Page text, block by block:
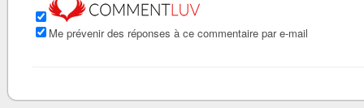
Me prévenir des réponses à ce commentaire par e-mail